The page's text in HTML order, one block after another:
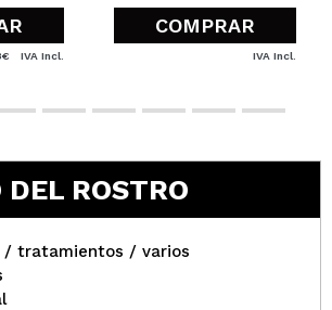
IVA Incl.
COMPRAR
IVA Incl.
DEL ROSTRO
/ tratamientos / varios